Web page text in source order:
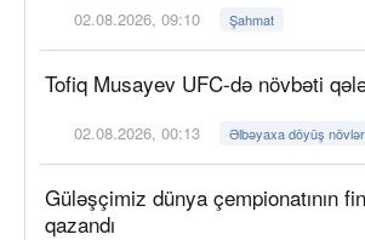
02.08.2026, 09:10 Şahmat
Tofiq Musayev UFC-də növbəti
02.08.2026, 00:13 Əlbəyaxa döyüş
Güləşçimiz dünya çempionatının
qazandı